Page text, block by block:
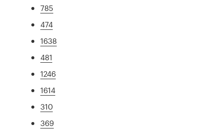
785
474
1638
481
1246
1614
310
369